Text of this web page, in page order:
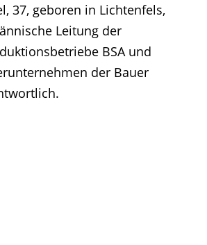
37, geboren in Lichtenfels,
Leitung der
BSA und
der Bauer